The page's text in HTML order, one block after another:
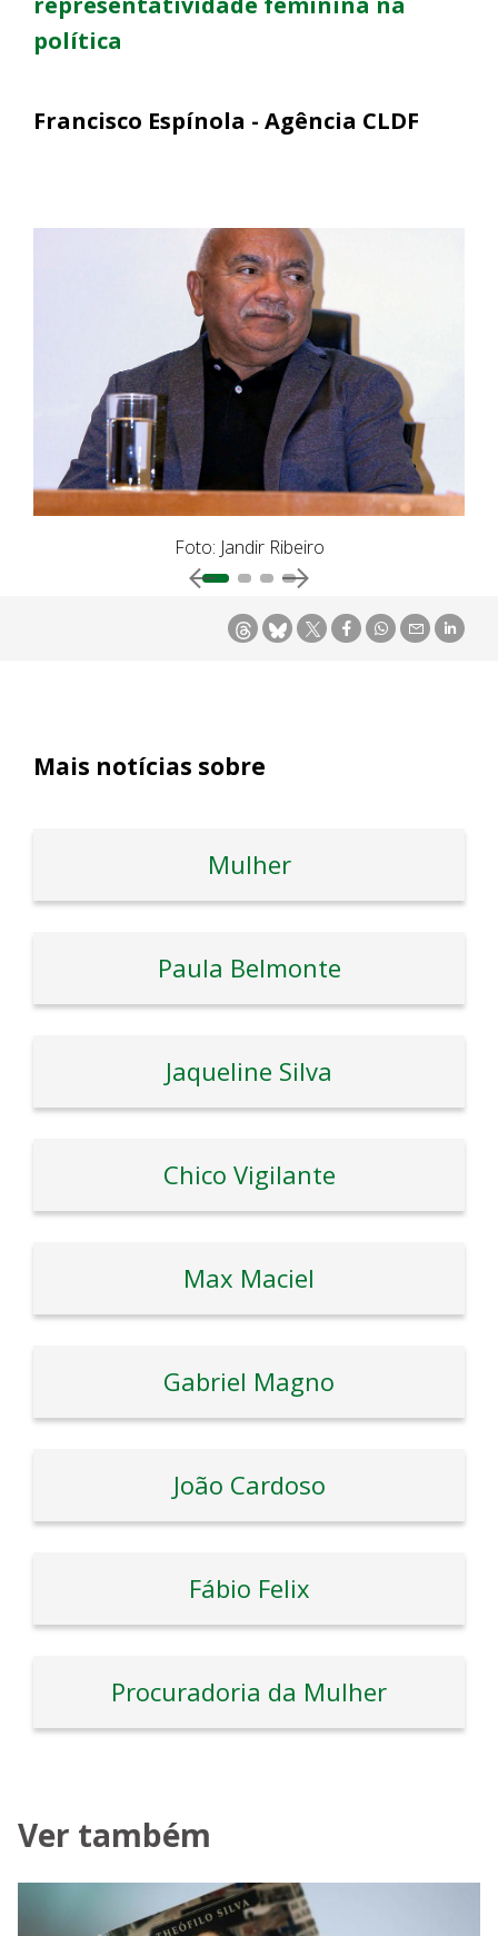
política
Francisco Espínola - Agência CLDF
Foto: Jandir Ribeiro
Mais notícias sobre
Mulher
Paula Belmonte
Jaqueline Silva
Chico Vigilante
Max Maciel
Gabriel Magno
João Cardoso
Fábio Felix
Procuradoria da Mulher
Ver também